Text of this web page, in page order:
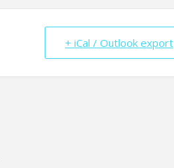
+ iCal / Outlook export